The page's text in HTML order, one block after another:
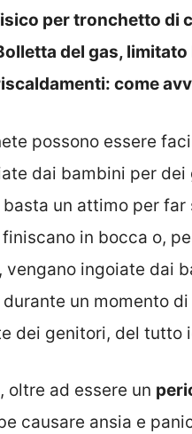
per tronchetto di
del gas, limitato
come
possono essere
dai bambini per dei
un attimo per far
in bocca o,
vengano ingoiate dai
un momento
dei genitori, del tutto
oltre ad essere un
causare ansia e